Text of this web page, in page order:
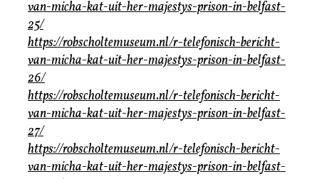
van-micha-kat-uit-her-majestys-prison-in-belfast-
25/
https://robscholtemuseum.nl/r-telefonisch-bericht-
van-micha-kat-uit-her-majestys-prison-in-belfast-
26/
https://robscholtemuseum.nl/r-telefonisch-bericht-
van-micha-kat-uit-her-majestys-prison-in-belfast-
27/
https://robscholtemuseum.nl/r-telefonisch-bericht-
van-micha-kat-uit-her-majestys-prison-in-belfast-